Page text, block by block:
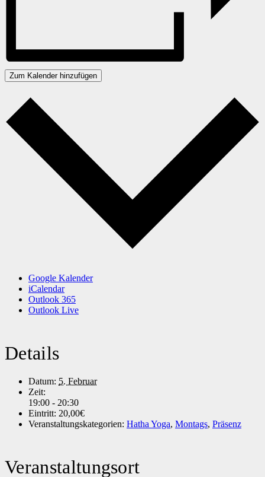
Zum Kalender hinzufügen
Google Kalender
iCalendar
Outlook 365
Outlook Live
Details
Datum: 5. Februar
Zeit:
19:00 - 20:30
Eintritt: 20,00€
Veranstaltungskategorien: Hatha Yoga, Montags, Präsenz
Veranstaltungsort